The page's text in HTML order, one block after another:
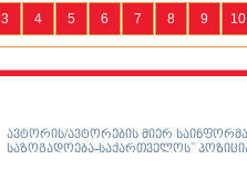
3 4 5 6 7 8 9 10
ავტორის/ავტორების მიერ
საზოგადოება-საქართველოს”